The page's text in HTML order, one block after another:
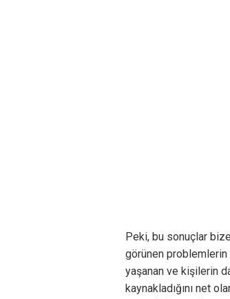
Peki, bu sonuçlar
görünen
yaşanan ve kişilerin
kaynakladığını net